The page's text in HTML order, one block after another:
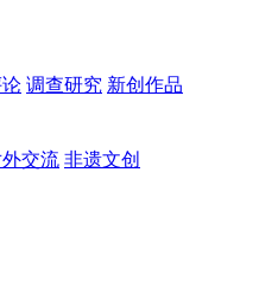
调查研究 新创作品
交流 非遗文创